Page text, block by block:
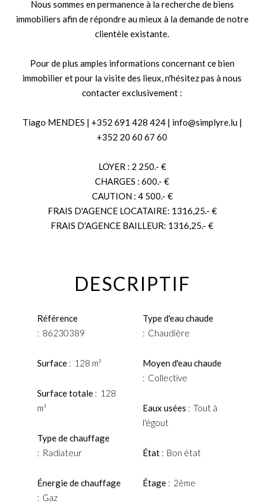
Nous sommes en permanence à la recherche de biens
immobiliers afin de répondre au mieux à la demande de notre
clientèle existante.
Pour de plus amples informations concernant ce bien
immobilier et pour la visite des lieux, n'hésitez pas à nous
contacter exclusivement :
Tiago MENDES | +352 691 428 424 | info@simplyre.lu |
+352 20 60 67 60
LOYER : 2 250.- €
CHARGES : 600.- €
CAUTION : 4 500.- €
FRAIS D'AGENCE LOCATAIRE: 1316,25.- €
FRAIS D'AGENCE BAILLEUR: 1316,25.- €
DESCRIPTIF
Référence
86230389
Surface 128 m²
Surface totale
128
m²
Type de chauffage
Radiateur
Énergie de chauffage
Gaz
Type d'eau chaude
Chaudière
Moyen d'eau chaude
Collective
Eaux usées
Tout à
l'égout
État Bon état
Étage 2ème